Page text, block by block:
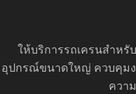
ให้บริการรถเครนสำหรั
อุปกรณ์ขนาดใหญ่ ควบคุม
ควา